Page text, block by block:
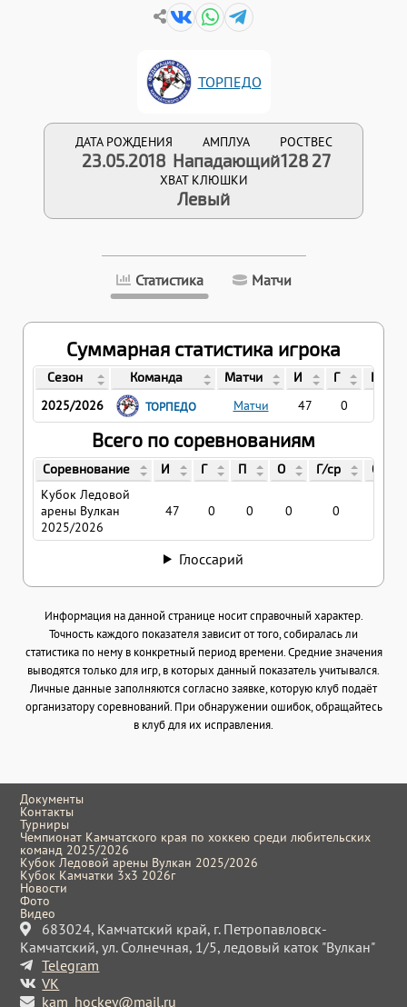
ТОРПЕДО
ДАТА РОЖДЕНИЯ
23.05.2018
АМПЛУА
Нападающий
РОСТ
128
ВЕС
27
ХВАТ КЛЮШКИ
Левый
Статистика Матчи
Суммарная статистика игрока
Сезон Команда Матчи И Г П
2025/2026 ТОРПЕДО Матчи 47 0
Всего по соревнованиям
Соревнование И Г П О Г/ср О/ср
Кубок Ледовой
арены Вулкан
2025/2026
47 0 0 0 0
Глоссарий
Информация на данной странице носит справочный характер.
Точность каждого показателя зависит от того, собиралась ли
статистика по нему в конкретный период времени. Средние значения
выводятся только для игр, в которых данный показатель учитывался.
Личные данные заполняются согласно заявке, которую клуб подаёт
организатору соревнований. При обнаружении ошибок, обращайтесь
в клуб для их исправления.
Документы
Контакты
Турниры
Чемпионат Камчатского края по хоккею среди любительских
команд 2025/2026
Кубок Ледовой арены Вулкан 2025/2026
Кубок Камчатки 3x3 2026г
Новости
Фото
Видео
683024, Камчатский край, г. Петропавловск-
Камчатский, ул. Солнечная, 1/5, ледовый каток "Вулкан"
Telegram
VK
kam_hockey@mail.ru